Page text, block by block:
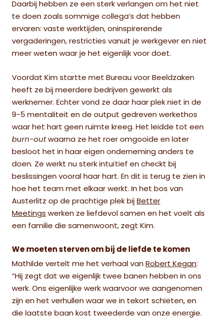
Daarbij hebben ze een sterk verlangen om het niet
te doen zoals sommige collega’s dat hebben
ervaren: vaste werktijden, oninspirerende
vergaderingen, restricties vanuit je werkgever en niet
meer weten waar je het eigenlijk voor doet.
Voordat Kim startte met Bureau voor Beeldzaken
heeft ze bij meerdere bedrijven gewerkt als
werknemer. Echter vond ze daar haar plek niet in de
9-5 mentaliteit en de output gedreven werkethos
waar het hart geen ruimte kreeg. Het leidde tot een
burn-outwaarna ze het roer omgooide en later
besloot het in haar eigen onderneming anders te
doen. Ze werkt nu sterk intuïtief en checkt bij
beslissingen vooral haar hart. En dit is terug te zien in
hoe het team met elkaar werkt. In het bos van
Austerlitz op de prachtige plek bij Better
Meetings werken ze liefdevol samen en het voelt als
een familie die samenwoont, zegt Kim.
We moeten sterven om bij de liefde te komen
Mathilde vertelt me het verhaal van Robert Kegan:
“Hij zegt dat we eigenlijk twee banen hebben in ons
werk. Ons eigenlijke werk waarvoor we aangenomen
zijn en het verhullen waar we in tekort schieten, en
die laatste baan kost tweederde van onze energie.